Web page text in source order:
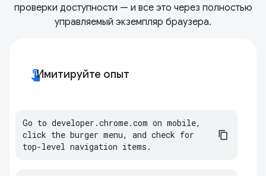
проверки доступности — и все это через полностью
управляемый экземпляр браузера.
touch_appИмитируйте опыт
Go to developer .chrome.com on mobile,
click the burger menu, and check for
top-level navigation items .